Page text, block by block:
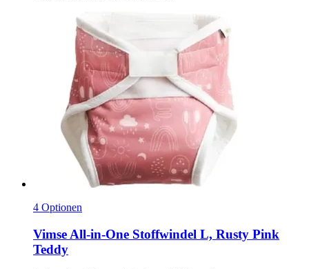
4 Optionen
Vimse All-​in-​One Stoffwindel L, Rusty Pink
Teddy